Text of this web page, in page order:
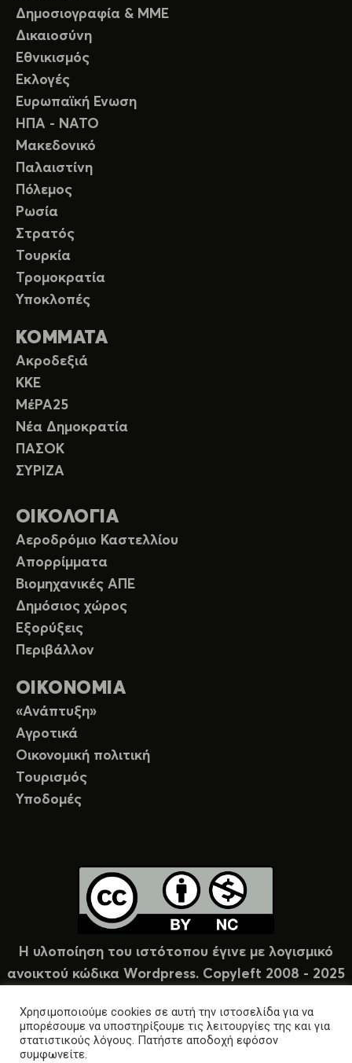
Δημοσιογραφία & ΜΜΕ
Δικαιοσύνη
Εθνικισμός
Εκλογές
Ευρωπαϊκή Ενωση
ΗΠΑ - ΝΑΤΟ
Μακεδονικό
Παλαιστίνη
Πόλεμος
Ρωσία
Στρατός
Τουρκία
Τρομοκρατία
Υποκλοπές
ΚΟΜΜΑΤΑ
Ακροδεξιά
ΚΚΕ
ΜέΡΑ25
Νέα Δημοκρατία
ΠΑΣΟΚ
ΣΥΡΙΖΑ
ΟΙΚΟΛΟΓΙΑ
Αεροδρόμιο Καστελλίου
Απορρίμματα
Βιομηχανικές ΑΠΕ
Δημόσιος χώρος
Εξορύξεις
Περιβάλλον
ΟΙΚΟΝΟΜΙΑ
«Ανάπτυξη»
Αγροτικά
Οικονομική πολιτική
Τουρισμός
Υποδομές
Η υλοποίηση του ιστότοπου έγινε με λογισμικό
ανοικτού κώδικα Wordpress. Copyleft 2008 - 2025
Χρησιμοποιούμε cookies σε αυτή την ιστοσελίδα για να
μπορέσουμε να υποστηρίξουμε τις λειτουργίες της και για
στατιστικούς λόγους. Πατήστε αποδοχή εφόσον
συμφωνείτε.